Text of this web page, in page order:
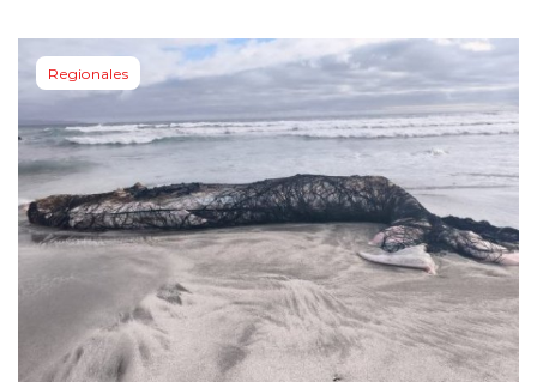
Regionales